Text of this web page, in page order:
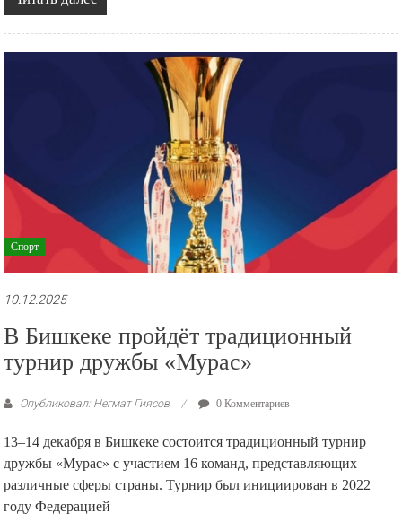
Спорт
10.12.2025
В Бишкеке пройдёт традиционный
турнир дружбы «Мурас»
Опубликовал: Негмат Гиясов 0 Комментариев
13–14 декабря в Бишкеке состоится традиционный турнир
дружбы «Мурас» с участием 16 команд, представляющих
различные сферы страны. Турнир был инициирован в 2022
году Федерацией